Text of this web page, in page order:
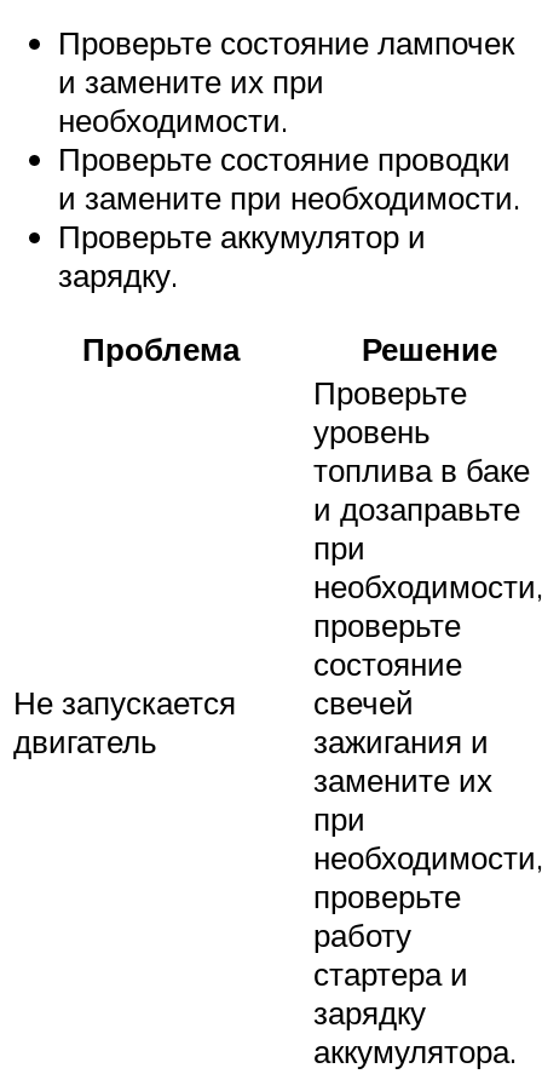
Проверьте состояние лампочек
и замените их при
необходимости.
Проверьте состояние проводки
и замените при необходимости.
Проверьте аккумулятор и
зарядку.
Проблема
Решение
Не запускается
двигатель
Проверьте
уровень
топлива в баке
и дозаправьте
при
необходимости,
проверьте
состояние
свечей
зажигания и
замените их
при
необходимости,
проверьте
работу
стартера и
зарядку
аккумулятора.